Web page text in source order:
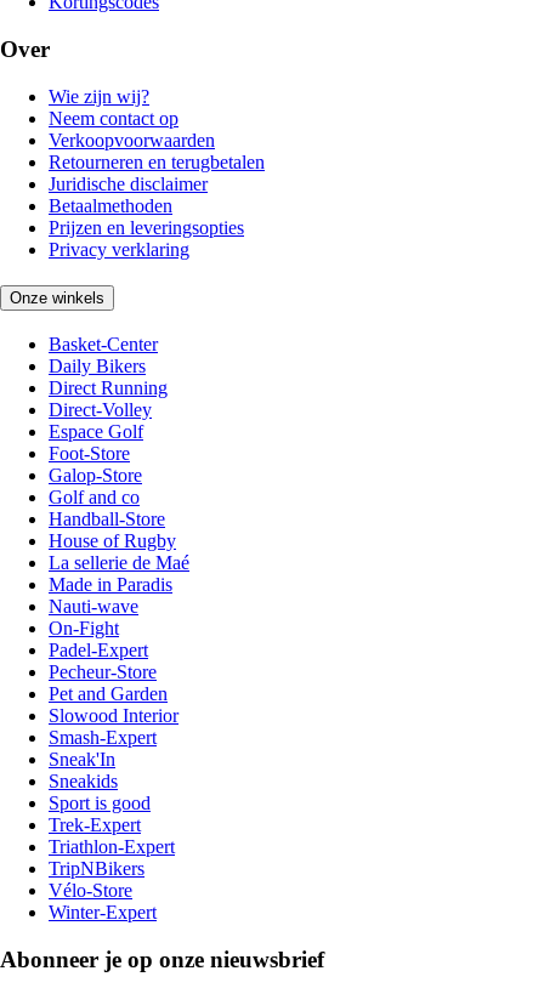
Over
Wie zijn wij?
Neem contact op
Verkoopvoorwaarden
Retourneren en terugbetalen
Juridische disclaimer
Betaalmethoden
Prijzen en leveringsopties
Privacy verklaring
Onze winkels
Basket-Center
Daily Bikers
Direct Running
Direct-Volley
Espace Golf
Foot-Store
Galop-Store
Golf and co
Handball-Store
House of Rugby
La sellerie de Maé
Made in Paradis
Nauti-wave
On-Fight
Padel-Expert
Pecheur-Store
Pet and Garden
Slowood Interior
Smash-Expert
Sneak'In
Sneakids
Sport is good
Trek-Expert
Triathlon-Expert
TripNBikers
Vélo-Store
Winter-Expert
Abonneer je op onze nieuwsbrief